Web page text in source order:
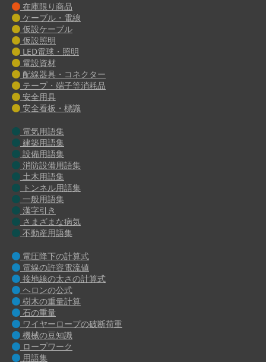
在庫限り商品
ケーブル・電線
仮設ケーブル
仮設照明
LED電球・照明
電設資材
配線器具・コネクター
テープ・端子等消耗品
安全用具
安全看板・標識
電気用語集
建築用語集
設備用語集
消防設備用語集
土木用語集
トンネル用語集
一般用語集
漢字引き
さまざまな病気
不動産用語集
電圧降下の計算式
電線の許容電流値
接地線の太さの計算式
ヘロンの公式
樹木の重量計算
石の重量
ワイヤーロープの破断荷重
機械の豆知識
ロープワーク
用語集